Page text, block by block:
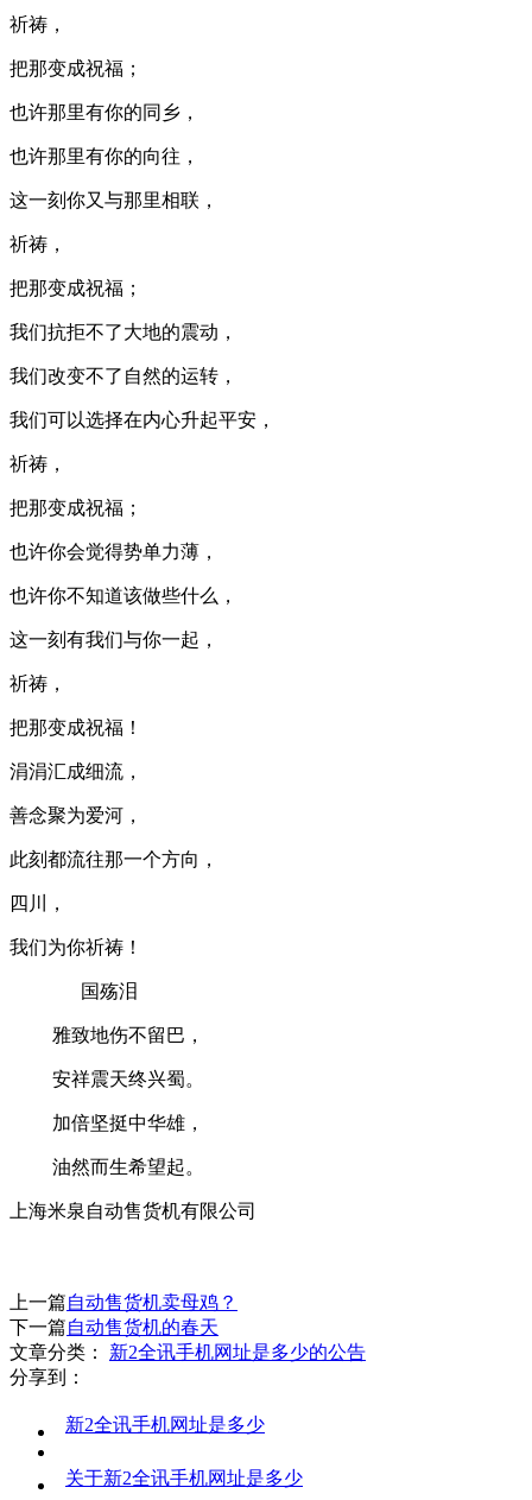
祈祷，
把那变成祝福；
也许那里有你的同乡，
也许那里有你的向往，
这一刻你又与那里相联，
祈祷，
把那变成祝福；
我们抗拒不了大地的震动，
我们改变不了自然的运转，
我们可以选择在内心升起平安，
祈祷，
把那变成祝福；
也许你会觉得势单力薄，
也许你不知道该做些什么，
这一刻有我们与你一起，
祈祷，
把那变成祝福！
涓涓汇成细流，
善念聚为爱河，
此刻都流往那一个方向，
四川，
我们为你祈祷！
国殇泪
雅致地伤不留巴，
安祥震天终兴蜀。
加倍坚挺中华雄，
油然而生希望起。
上海米泉自动售货机有限公司
上一篇自动售货机卖母鸡？
下一篇自动售货机的春天
文章分类：
新2全讯手机网址是多少的公告
分享到：
新2全讯手机网址是多少
关于新2全讯手机网址是多少